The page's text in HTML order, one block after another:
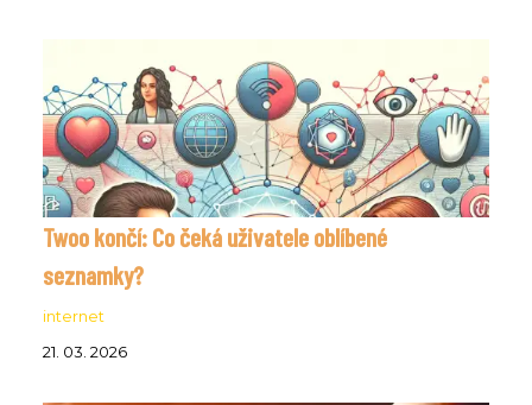
Twoo končí: Co čeká uživatele oblíbené
seznamky?
internet
21. 03. 2026